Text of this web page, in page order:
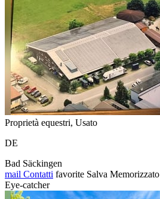
Proprietà equestri, Usato
DE
Bad Säckingen
mail Contatti favorite Salva Memorizzato
Eye-catcher